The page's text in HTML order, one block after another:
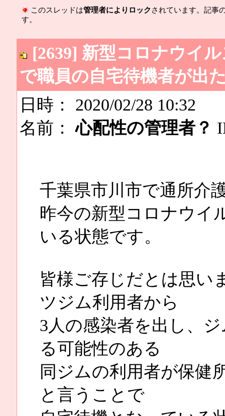
このスレッドは管理者によりロック されています。記事
す。
[2639] 新型コロナウイ
で職員の自宅待機者が出
日時： 2020/02/28 10:32
名前：心配性の管理者？
千葉県市川市で通所介
昨今の新型コロナウイ
いる状態です。
皆様ご存じだとは思い
ツジム利用者から
3人の感染者を出し、
る可能性のある
同ジムの利用者が保健
と言うことで